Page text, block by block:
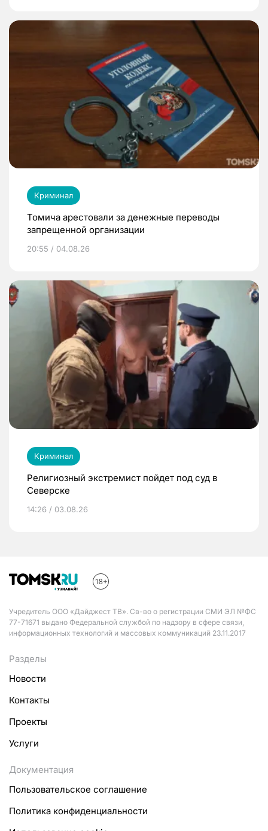
Криминал
Томича арестовали за денежные переводы
запрещенной организации
20:55 / 04.08.26
Криминал
Религиозный экстремист пойдет под суд в
Северске
14:26 / 03.08.26
Учредитель ООО «Дайджест ТВ». Св-во о регистрации СМИ ЭЛ №ФС
77-71671 выдано Федеральной службой по надзору в сфере связи,
информационных технологий и массовых коммуникаций 23.11.2017
Разделы
Новости
Контакты
Проекты
Услуги
Документация
Пользовательское соглашение
Политика конфиденциальности